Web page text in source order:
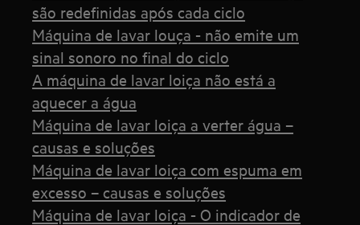
são redefinidas após cada ciclo
Máquina de lavar louça - não emite um
sinal sonoro no final do ciclo
A máquina de lavar loiça não está a
aquecer a água
Máquina de lavar loiça a verter água –
causas e soluções
Máquina de lavar loiça com espuma em
excesso – causas e soluções
Máquina de lavar loiça - O indicador de